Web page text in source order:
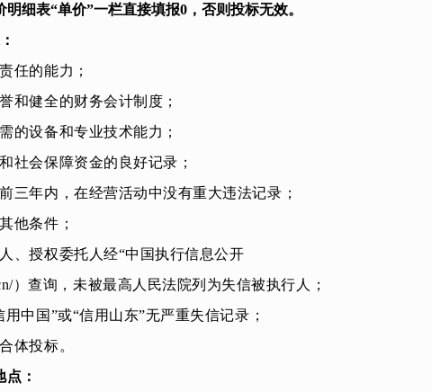
细表“单价”一栏直接填报0，否则投标无效。
任的能力；
和健全的财务会计制度；
的设备和专业技术能力；
社会保障资金的良好记录；
三年内，在经营活动中没有重大违法记录；
他条件；
人、授权委托人经“中国执行信息公开
）查询，未被最高人民法院列为失信被执行人；
用中国”或“信用山东”无严重失信记录 ；
体投标。
：